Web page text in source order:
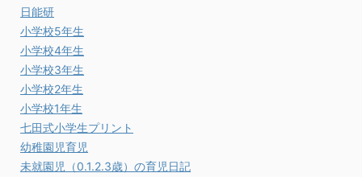
日能研
小学校5年生
小学校4年生
小学校3年生
小学校2年生
小学校1年生
七田式小学生プリント
幼稚園児育児
未就園児（0.1.2.3歳）の育児日記